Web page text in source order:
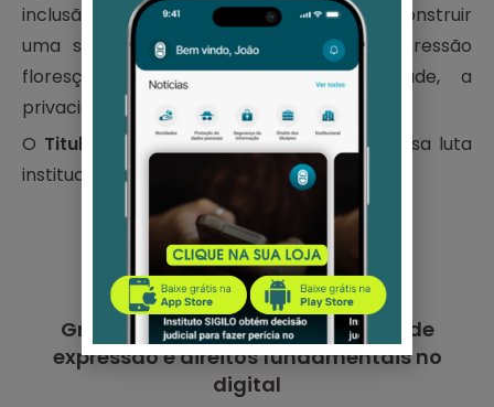
inclusão digital, com o objetivo final de construir
uma sociedade onde a liberdade de expressão
floresça sem comprometer a dignidade, a
privacidade e a segurança de cada cidadão.
O Titular de Dadosé o fim de toda a nossa luta
institucional.
Grande Debate discute liberdade de
expressão e direitos fundamentais no
digital